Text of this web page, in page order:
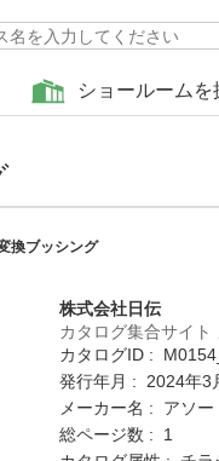
ショールームを
換ブッシング
株式会社日伝
カタログ集合サイト
カタログID :
発行年月 : 2024年3
メーカー名 : アソー
総ページ数 : 1